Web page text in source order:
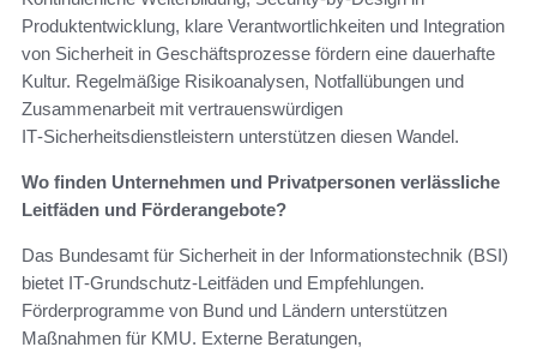
Produktentwicklung, klare Verantwortlichkeiten und Integration
von Sicherheit in Geschäftsprozesse fördern eine dauerhafte
Kultur. Regelmäßige Risikoanalysen, Notfallübungen und
Zusammenarbeit mit vertrauenswürdigen
IT‑Sicherheitsdienstleistern unterstützen diesen Wandel.
Wo finden Unternehmen und Privatpersonen verlässliche
Leitfäden und Förderangebote?
Das Bundesamt für Sicherheit in der Informationstechnik (BSI)
bietet IT‑Grundschutz‑Leitfäden und Empfehlungen.
Förderprogramme von Bund und Ländern unterstützen
Maßnahmen für KMU. Externe Beratungen,